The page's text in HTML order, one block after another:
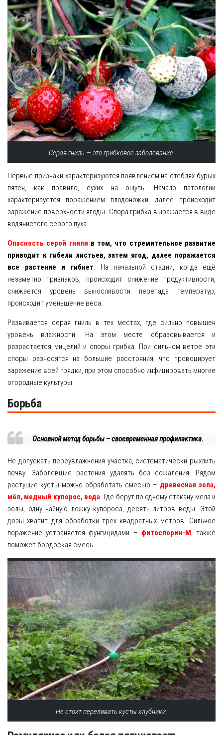
Серая гниль — это грибковое заболевание.
Первые признаки характеризуются появлением на стеблях бурых
пятен, как правило, сухих на ощупь. Начало патологии
характеризуется поражением плодоножки, далее происходит
заражение поверхности ягоды. Спора грибка выражается в виде
водянистого серого пуха.
Опасность серой гнили в том, что стремительное развитие
приводит к гибели листьев, затем ягод, далее поражается
все растение и гибнет. На начальной стадии, когда ещё
незаметно признаков, происходит снижение продуктивности,
снижается уровень выносливости перепада температур,
происходит уменьшение веса.
Развивается серая гниль в тех местах, где сильно повышен
уровень влажности. На этом месте образовывается и
разрастается мицелий и споры грибка. При сильном ветре эти
споры разносятся на большие расстояния, что провоцирует
заражение всей грядки, при этом способно инфицировать многие
огородные культуры.
Борьба
Основной метод борьбы – своевременная профилактика.
Не допускать переувлажнения участка, систематически рыхлить
почву. Заболевшие растения удалять без сожаления. Рядом
растущие кусты можно обработать смесью – древесная зола,
мёл, медный купорос, вода. Где берут по одному стакану мела и
золы, одну чайную ложку купороса, десять литров воды. Этой
дозы хватит для обработки трёх квадратных метров. Сильное
поражение устраняется фунгицидами – фитоспорин-М , также
поможет бордоская смесь.
Не стоит переливать кусты клубники.